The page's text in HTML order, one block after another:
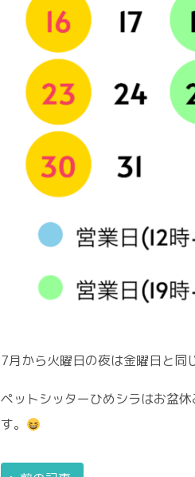
7月から火曜日の夜は金曜日と
ペットシッターひめシラはお盆
す。